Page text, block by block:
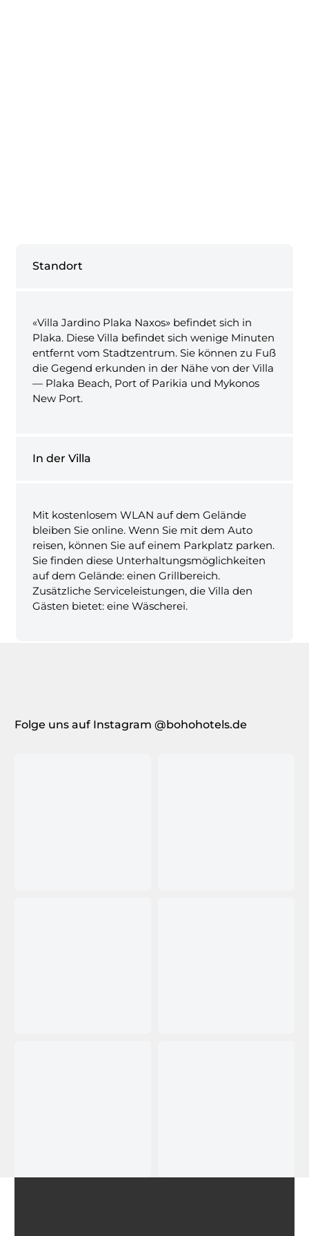
Standort
«Villa Jardino Plaka Naxos» befindet sich in
Plaka. Diese Villa befindet sich wenige Minuten
entfernt vom Stadtzentrum. Sie können zu Fuß
die Gegend erkunden in der Nähe von der Villa
— Plaka Beach, Port of Parikia und Mykonos
New Port.
In der Villa
Mit kostenlosem WLAN auf dem Gelände
bleiben Sie online. Wenn Sie mit dem Auto
reisen, können Sie auf einem Parkplatz parken.
Sie finden diese Unterhaltungsmöglichkeiten
auf dem Gelände: einen Grillbereich.
Zusätzliche Serviceleistungen, die Villa den
Gästen bietet: eine Wäscherei.
Folge uns auf Instagram @bohohotels.de